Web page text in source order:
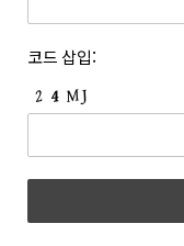
있는 쿠폰을 말합니다.
7. 위 항에서 정의되
거래관행에 따릅니다.
1. 회사는 본 약관의
성명, 사업자등록번호
등을 회원이 쉽게 확
보호하고 있습니다.
1. 개인정보의 수집 및
수집시기
코드 삽입: